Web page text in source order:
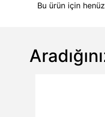
Bu ürün için